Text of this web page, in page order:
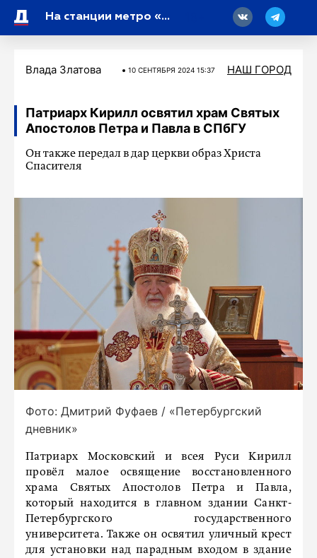
На станции метро «Звездная» произошел сбой
Влада Златова 10 СЕНТЯБРЯ 2024 15:37 НАШ ГОРОД
Патриарх Кирилл освятил храм Святых
Апостолов Петра и Павла в СПбГУ
Он также передал в дар церкви образ Христа
Спасителя
Фото: Дмитрий Фуфаев / «Петербургский
дневник»
Патриарх Московский и всея Руси Кирилл
провёл малое освящение восстановленного
храма Святых Апостолов Петра и Павла,
который находится в главном здании Санкт-
Петербургского государственного
университета. Также он освятил уличный крест
для установки над парадным входом в здание